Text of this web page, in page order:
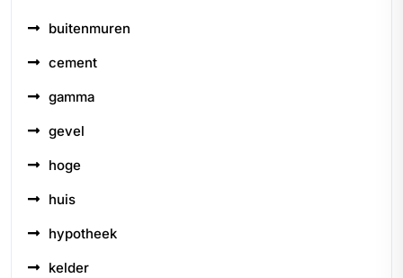
buitenmuren
cement
gamma
gevel
hoge
huis
hypotheek
kelder